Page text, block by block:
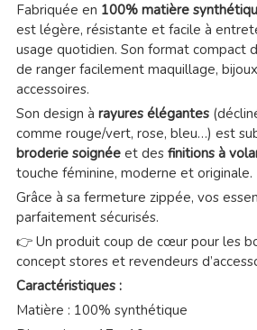
Fabriquée en 100% matière
est légère, résistante et facile à
usage quotidien. Son format compact
de ranger facilement maquillage,
accessoires.
Son design à rayures élégantes
comme rouge/vert, rose, bleu…) est
broderie soignéeet des finitions à
touche féminine, moderne et originale.
Grâce à sa fermeture zippée, vos
parfaitement sécurisés.
👉 Un produit coup de cœur pour les
concept stores et revendeurs
Caractéristiques :
Matière : 100% synthétique